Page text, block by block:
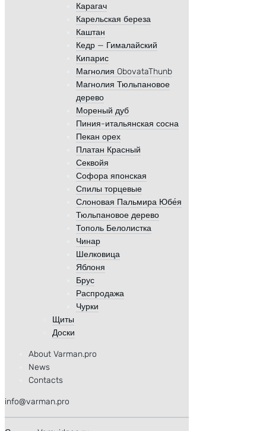
Карагач
Карельская береза
Каштан
Кедр — Гималайский
Кипарис
Магнолия ObovataThunb
Магнолия Тюльпановое
дерево
Мореный дуб
Пиния-итальянская сосна
Пекан орех
Платан Красный
Секвойя
Софора японская
Спилы торцевые
Слоновая Пальмира Юбе́я
Тюльпановое дерево
Тополь Белолистка
Чинар
Шелковица
Яблоня
Брус
Распродажа
Чурки
Щиты
Доски
About Varman.pro
News
Contacts
info@varman.pro